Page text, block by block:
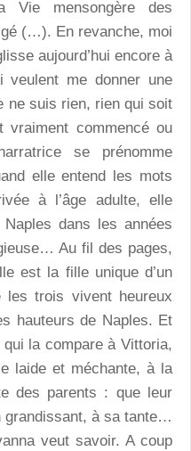
mensongère des
(…). En revanche, moi
aujourd’hui encore à
veulent me donner une
ne suis rien, rien qui soit
commencé ou
se prénomme
elle entend les mots
à l’âge adulte, elle
dans les années
Au fil des pages,
est la fille unique d’un
les trois vivent heureux
hauteurs de Naples. Et
la compare à Vittoria,
laide et méchante, à la
des parents : que leur
grandissant, à sa tante…
veut savoir. A coup